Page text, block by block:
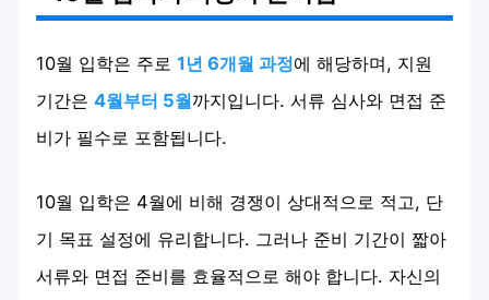
10월 입학은 주로1년 6개월 과정에 해당하며, 지원
기간은4월부터 5월까지입니다. 서류 심사와 면접 준
비가 필수로 포함됩니다.
10월 입학은 4월에 비해 경쟁이 상대적으로 적고, 단
기 목표 설정에 유리합니다. 그러나 준비 기간이 짧아
서류와 면접 준비를 효율적으로 해야 합니다. 자신의